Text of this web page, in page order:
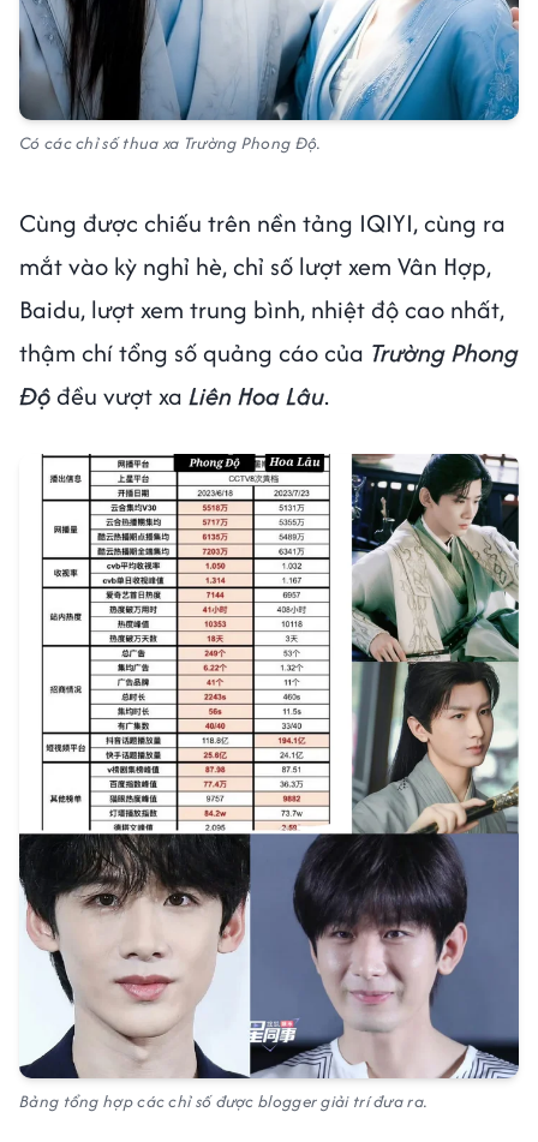
Có các chỉ số thua xa Trường Phong Độ.
Cùng được chiếu trên nền tảng IQIYI, cùng ra
mắt vào kỳ nghỉ hè, chỉ số lượt xem Vân Hợp,
Baidu, lượt xem trung bình, nhiệt độ cao nhất,
thậm chí tổng số quảng cáo của Trường Phong
Độđều vượt xa Liên Hoa Lâu.
Bảng tổng hợp các chỉ số được blogger giải trí đưa ra.